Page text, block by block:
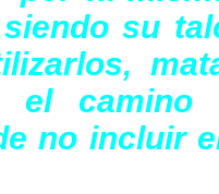
su
el camino
no incluir